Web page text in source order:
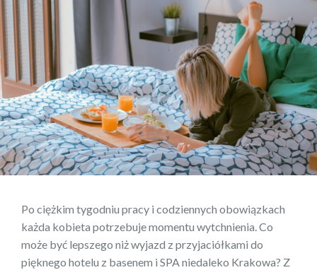
Po ciężkim tygodniu pracy i codziennych obowiązkach
każda kobieta potrzebuje momentu wytchnienia. Co
może być lepszego niż wyjazd z przyjaciółkami do
pięknego hotelu z basenem i SPA niedaleko Krakowa? Z